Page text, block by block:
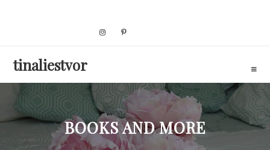
tinaliestvor
BOOKS AND MORE